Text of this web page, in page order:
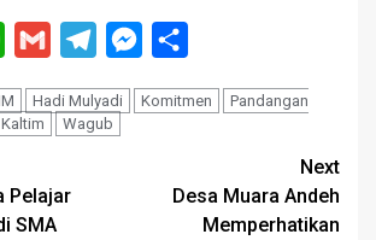
WhatsApp
Gmail TelegramMessenger
Hadi Mulyadi Komitmen
Pandangan
Wagub
Pelajar
SMA
Next
Desa Muara Andeh
Memperhatikan